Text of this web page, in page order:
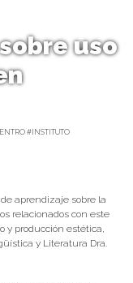
uso
#INSTITUTO
aprendizaje sobre la
relacionados con este
y producción estética,
y Literatura Dra.